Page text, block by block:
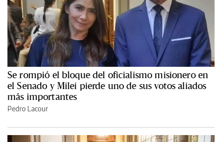
Se rompió el bloque del oficialismo misionero en
el Senado y Milei pierde uno de sus votos aliados
más importantes
Pedro Lacour